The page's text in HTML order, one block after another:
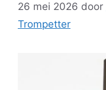
26 mei 2026 door
Trompetter